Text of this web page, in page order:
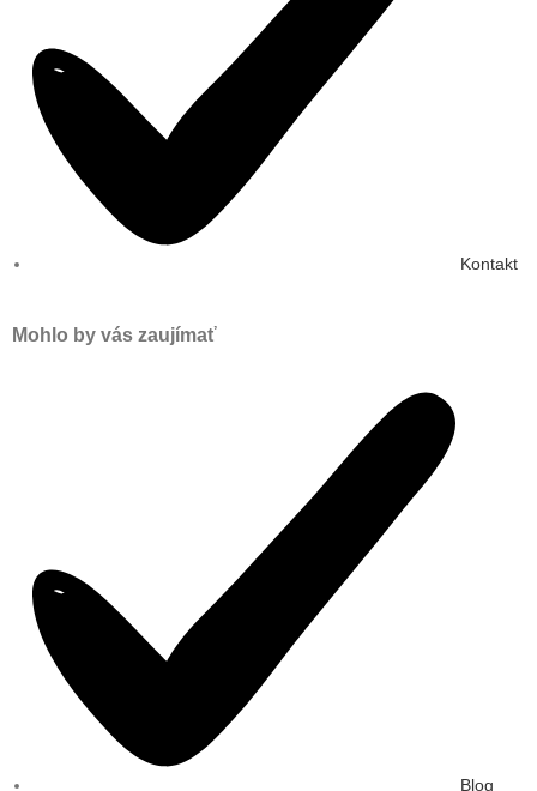
Kontakt
Mohlo by vás zaujímať
Blog